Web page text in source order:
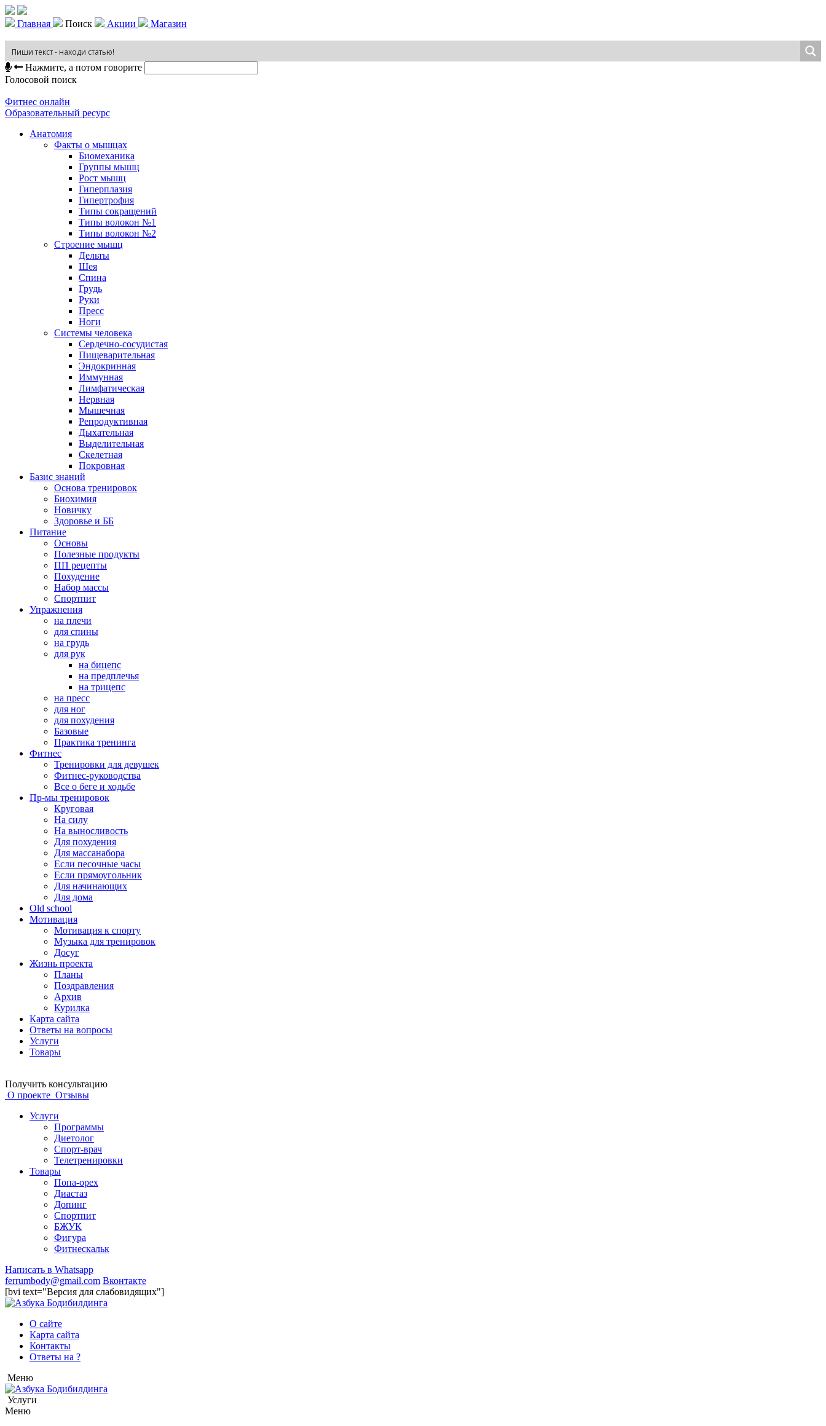
Главная Поиск Акции Магазин
Нажмите, а потом говорите
Голосовой поиск
Фитнес онлайн
Образовательный ресурс
Анатомия
Факты о мышцах
Биомеханика
Группы мышц
Рост мышц
Гиперплазия
Гипертрофия
Типы сокращений
Типы волокон №1
Типы волокон №2
Строение мышц
Дельты
Шея
Спина
Грудь
Руки
Пресс
Ноги
Системы человека
Сердечно-сосудистая
Пищеварительная
Эндокринная
Иммунная
Лимфатическая
Нервная
Мышечная
Репродуктивная
Дыхательная
Выделительная
Скелетная
Покровная
Базис знаний
Основа тренировок
Биохимия
Новичку
Здоровье и ББ
Питание
Основы
Полезные продукты
ПП рецепты
Похудение
Набор массы
Спортпит
Упражнения
на плечи
для спины
на грудь
для рук
на бицепс
на предплечья
на трицепс
на пресс
для ног
для похудения
Базовые
Практика тренинга
Фитнес
Тренировки для девушек
Фитнес-руководства
Все о беге и ходьбе
Пр-мы тренировок
Круговая
На силу
На выносливость
Для похудения
Для массанабора
Если песочные часы
Если прямоугольник
Для начинающих
Для дома
Old school
Мотивация
Мотивация к спорту
Музыка для тренировок
Досуг
Жизнь проекта
Планы
Поздравления
Архив
Курилка
Карта сайта
Ответы на вопросы
Услуги
Товары
Получить консультацию
О проекте Отзывы
Услуги
Программы
Диетолог
Спорт-врач
Телетренировки
Товары
Попа-орех
Диастаз
Допинг
Спортпит
БЖУК
Фигура
Фитнескальк
Написать в Whatsapp
ferrumbody@gmail.com Вконтакте
[bvi text="Версия для слабовидящих"]
О сайте
Карта сайта
Контакты
Ответы на ?
Меню
Услуги
Меню